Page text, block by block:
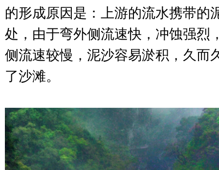
的形成原因是：上游的流水携带的
处，由于弯外侧流速快，冲蚀强烈
侧流速较慢，泥沙容易淤积，久而
了沙滩。